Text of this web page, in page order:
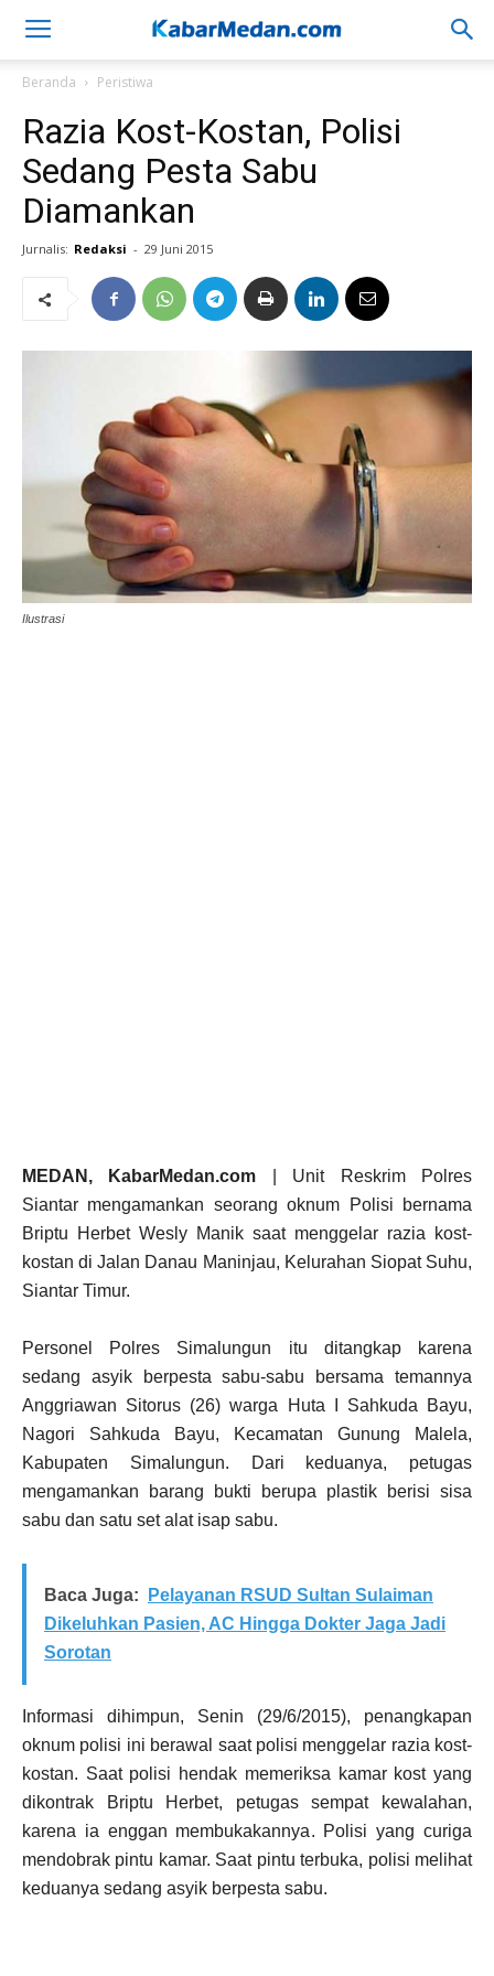
Beranda Peristiwa
Razia Kost-Kostan, Polisi
Sedang Pesta Sabu
Diamankan
Jurnalis: Redaksi - 29 Juni 2015
Ilustrasi
MEDAN, KabarMedan.com | Unit Reskrim Polres
Siantar mengamankan seorang oknum Polisi bernama
Briptu Herbet Wesly Manik saat menggelar razia kost-
kostan di Jalan Danau Maninjau, Kelurahan Siopat Suhu,
Siantar Timur.
Personel Polres Simalungun itu ditangkap karena
sedang asyik berpesta sabu-sabu bersama temannya
Anggriawan Sitorus (26) warga Huta I Sahkuda Bayu,
Nagori Sahkuda Bayu, Kecamatan Gunung Malela,
Kabupaten Simalungun. Dari keduanya, petugas
mengamankan barang bukti berupa plastik berisi sisa
sabu dan satu set alat isap sabu.
Baca Juga:
Pelayanan RSUD Sultan Sulaiman
Dikeluhkan Pasien, AC Hingga Dokter Jaga Jadi
Sorotan
Informasi dihimpun, Senin (29/6/2015), penangkapan
oknum polisi ini berawal saat polisi menggelar razia kost-
kostan. Saat polisi hendak memeriksa kamar kost yang
dikontrak Briptu Herbet, petugas sempat kewalahan,
karena ia enggan membukakannya. Polisi yang curiga
mendobrak pintu kamar. Saat pintu terbuka, polisi melihat
keduanya sedang asyik berpesta sabu.